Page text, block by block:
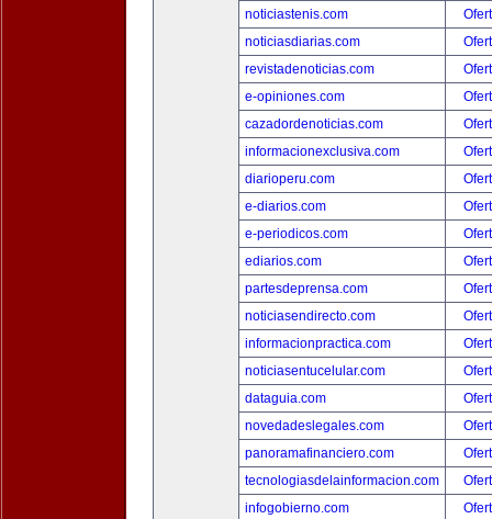
noticiastenis.com
noticiasdiarias.com
revistadenoticias.com
e-opiniones.com
cazadordenoticias.com
informacionexclusiva.com
diarioperu.com
e-diarios.com
e-periodicos.com
ediarios.com
partesdeprensa.com
noticiasendirecto.com
informacionpractica.com
noticiasentucelular.com
dataguia.com
novedadeslegales.com
panoramafinanciero.com
tecnologiasdelainformacion.com
infogobierno.com